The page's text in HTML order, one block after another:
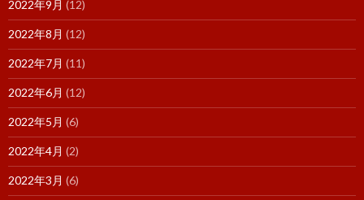
2022年9月 (12)
2022年8月 (12)
2022年7月 (11)
2022年6月 (12)
2022年5月 (6)
2022年4月 (2)
2022年3月 (6)